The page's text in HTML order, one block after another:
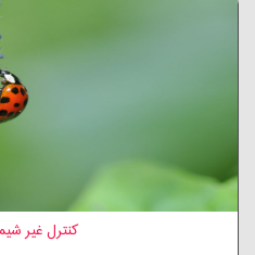
کنترل غیر